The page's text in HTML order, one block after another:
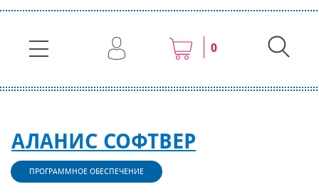
0
АЛАНИС СОФТВЕР
ПРОГРАММНОЕ ОБЕСПЕЧЕНИЕ